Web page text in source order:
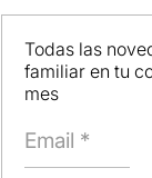
Todas las
familiar en tu
mes